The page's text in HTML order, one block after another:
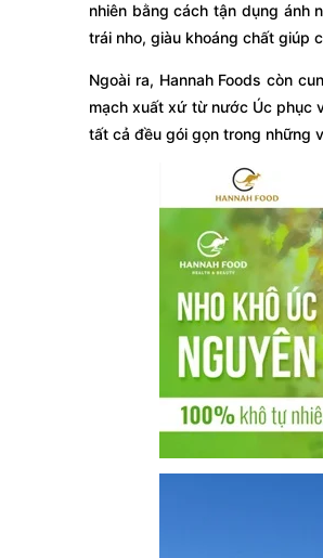
nhiên bằng cách tận dụng ánh
trái nho, giàu khoáng chất giúp
Ngoài ra, Hannah Foods còn
mạch xuất xứ từ nước Úc phục
tất cả đều gói gọn trong những